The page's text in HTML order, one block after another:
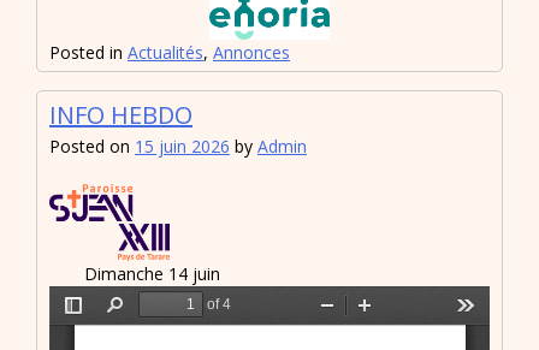
Posted in Actualités, Annonces
INFO HEBDO
Posted on 15 juin 2026 by Admin
Dimanche 14 juin